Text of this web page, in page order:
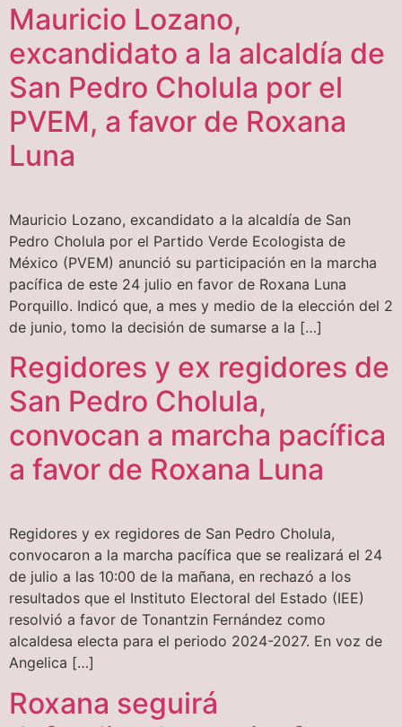
Mauricio Lozano,
excandidato a la alcaldía de
San Pedro Cholula por el
PVEM, a favor de Roxana
Luna
Mauricio Lozano, excandidato a la alcaldía de San
Pedro Cholula por el Partido Verde Ecologista de
México (PVEM) anunció su participación en la marcha
pacífica de este 24 julio en favor de Roxana Luna
Porquillo. Indicó que, a mes y medio de la elección del 2
de junio, tomo la decisión de sumarse a la […]
Regidores y ex regidores de
San Pedro Cholula,
convocan a marcha pacífica
a favor de Roxana Luna
Regidores y ex regidores de San Pedro Cholula,
convocaron a la marcha pacífica que se realizará el 24
de julio a las 10:00 de la mañana, en rechazó a los
resultados que el Instituto Electoral del Estado (IEE)
resolvió a favor de Tonantzin Fernández como
alcaldesa electa para el periodo 2024-2027. En voz de
Angelica […]
Roxana seguirá